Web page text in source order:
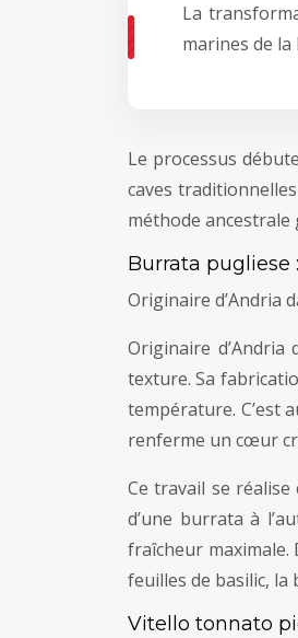
La
marines de
Le processus
caves
méthode
Burrata
Originaire d’Andria
Originaire
texture. Sa
température. C’est
renferme un cœur
Ce travail se
d’une burrata à
fraîcheur maximale.
feuilles de basilic,
Vitello tonnato